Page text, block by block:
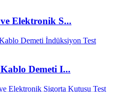
Elektronik S...
Demeti I...